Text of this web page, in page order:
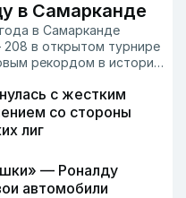
в Самарканде
в Самарканде
в открытом турнире
рекордом в истории
с жестким
со стороны
лиг
— Роналду
автомобили